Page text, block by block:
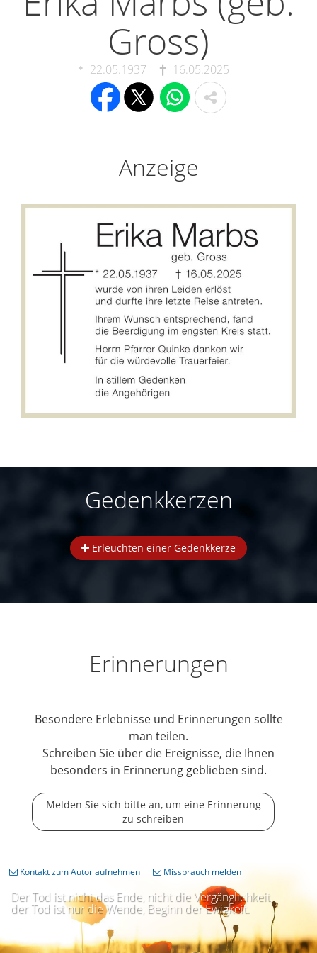
Gross)
22.05.1937 16.05.2025
Anzeige
Gedenkkerzen
Erleuchten einer Gedenkkerze
Erinnerungen
Besondere Erlebnisse und Erinnerungen sollte
man teilen.
Schreiben Sie über die Ereignisse, die Ihnen
besonders in Erinnerung geblieben sind.
Melden Sie sich bitte an, um eine Erinnerung
zu schreiben
Der Tod ist nicht das Ende, nicht die Vergänglichkeit,
der Tod ist nur die Wende, Beginn der Ewigkeit.
Kontakt zum Autor aufnehmen Missbrauch melden